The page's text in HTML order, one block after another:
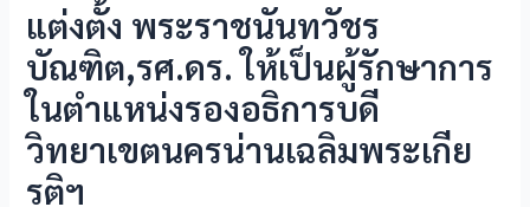
แต่งตั้ง พระราชนันทวัชร
บัณฑิต,รศ.ดร. ให้เป็นผู้รักษาการ
ในตำแหน่งรองอธิการบดี
วิทยาเขตนครน่านเฉลิมพระเกีย
รติฯ